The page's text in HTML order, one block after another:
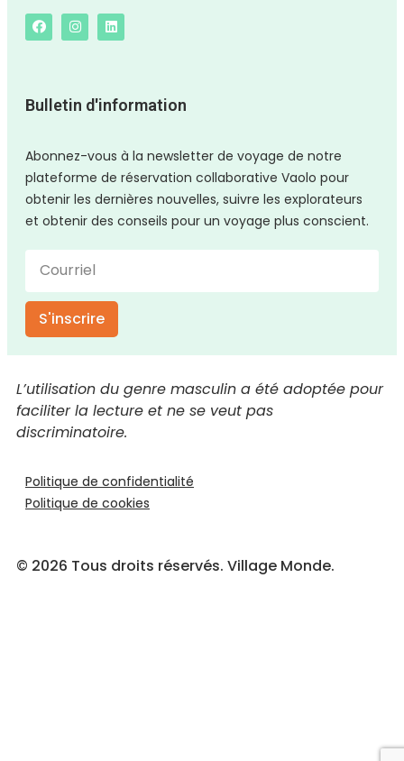
Bulletin d'information
Abonnez-vous à la newsletter de voyage de notre
plateforme de réservation collaborative Vaolo pour
obtenir les dernières nouvelles, suivre les explorateurs
et obtenir des conseils pour un voyage plus conscient.
S'inscrire
L’utilisation du genre masculin a été adoptée pour
faciliter la lecture et ne se veut pas
discriminatoire.
Politique de confidentialité
Politique de cookies
© 2026 Tous droits réservés. Village Monde.